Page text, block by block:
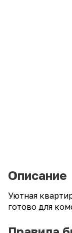
Описание
Уютная
готово для